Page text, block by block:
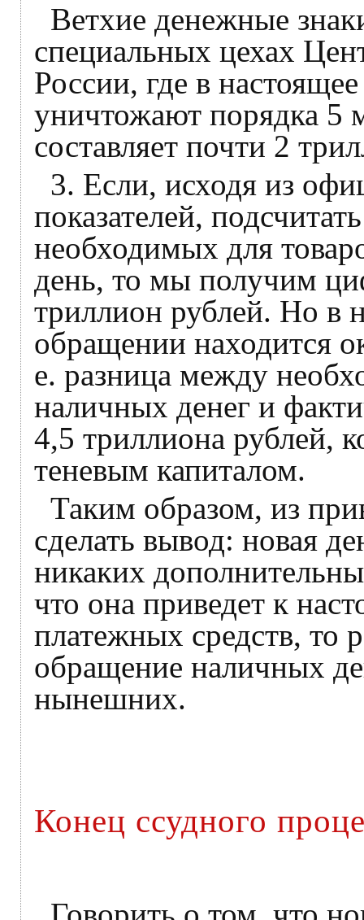
Ветхие денежные
специальных цехах
России, где в
уничтожают порядка 5
составляет почти 2
3. Если, исходя из
показателей,
необходимых для
день, то мы получим
триллион рублей. Но в
обращении находится
е. разница между
наличных денег и
4,5 триллиона рублей,
теневым капиталом.
Таким образом, из
сделать вывод: новая
никаких
что она приведет к
платежных средств, то
обращение наличных
нынешних.
Конец ссудного